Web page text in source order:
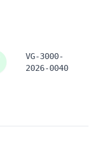
VG-3000-
2026-0040